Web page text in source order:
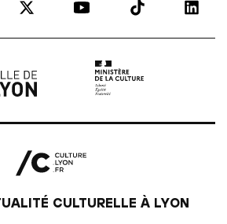
Lyon | lien externeMinistère de la culture
CULTURELLE À LYON